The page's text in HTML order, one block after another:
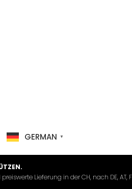
GERMAN ▼
Lieferung in der CH, nach DE, AT,